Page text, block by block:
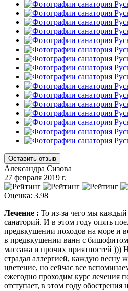
Оставить отзыв
Александра Сизова
27 февраля 2019 г.
Оценка: 3.98
Лечение : То из-за чего мы каждый
санаторий. И в этом году опять
предвкушении походов на море и
в предвкушении ванн с
массажа и прочих приятностей )))
страдал аллергией, каждую весну
цветение, но сейчас все
ежегодно проходим курс лечения
отступает, в этом году обострения